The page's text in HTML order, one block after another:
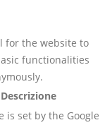
for the website to
functionalities
Descrizione
is set by the Google